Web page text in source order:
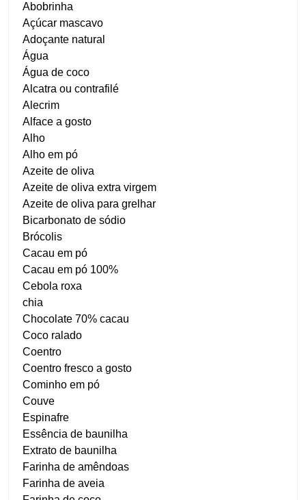
Abobrinha
Açúcar mascavo
Adoçante natural
Água
Água de coco
Alcatra ou contrafilé
Alecrim
Alface a gosto
Alho
Alho em pó
Azeite de oliva
Azeite de oliva extra virgem
Azeite de oliva para grelhar
Bicarbonato de sódio
Brócolis
Cacau em pó
Cacau em pó 100%
Cebola roxa
chia
Chocolate 70% cacau
Coco ralado
Coentro
Coentro fresco a gosto
Cominho em pó
Couve
Espinafre
Essência de baunilha
Extrato de baunilha
Farinha de amêndoas
Farinha de aveia